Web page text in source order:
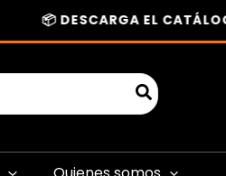
📦 DESCARGA EL